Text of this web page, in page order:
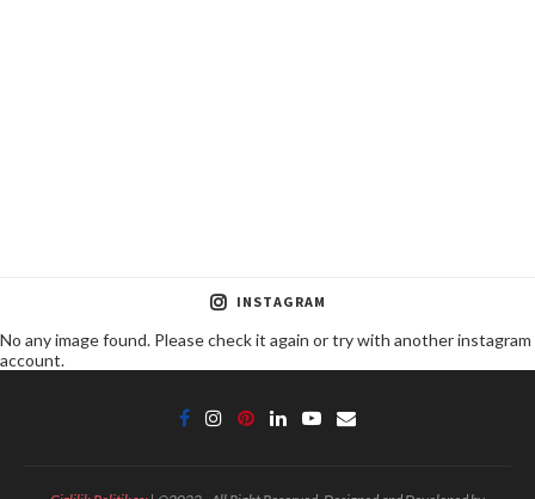
INSTAGRAM
No any image found. Please check it again or try with another instagram
account.